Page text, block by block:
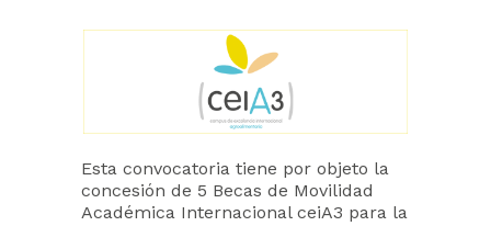
Esta convocatoria tiene por objeto la
concesión de 5 Becas de Movilidad
Académica Internacional ceiA3 para la